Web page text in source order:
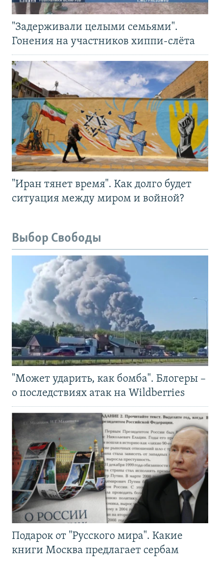
"Задерживали целыми семьями".
Гонения на участников хиппи-слёта
"Иран тянет время". Как долго будет
ситуация между миром и войной?
Выбор Свободы
"Может ударить, как бомба". Блогеры –
о последствиях атак на Wildberries
Подарок от "Русского мира". Какие
книги Москва предлагает сербам